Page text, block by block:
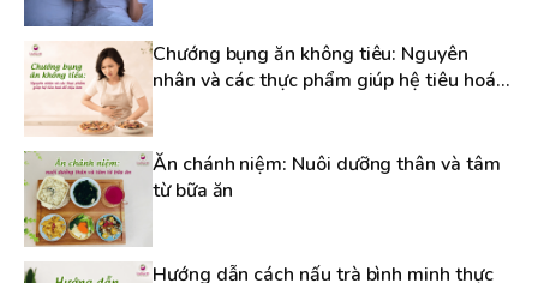
Chướng bụng ăn không tiêu: Nguyên
nhân và các thực phẩm giúp hệ tiêu hoá
Ăn chánh niệm: Nuôi dưỡng thân và tâm
từ bữa ăn
Hướng dẫn cách nấu trà bình minh thực